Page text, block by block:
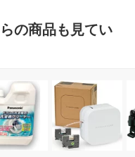
の商品も見てい